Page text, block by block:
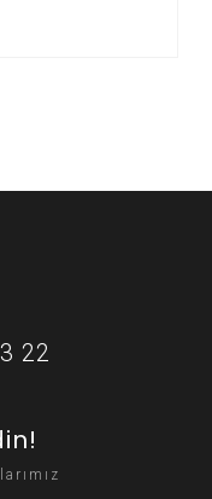
22